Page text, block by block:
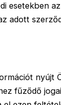
esetekben
adott
nyújt
fűződő